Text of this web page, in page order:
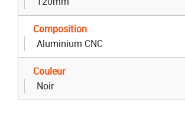
Composition
Aluminium CNC
Couleur
Noir